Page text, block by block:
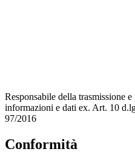
Responsabile della trasmissione
informazioni e dati ex. Art. 10
97/2016
Conformità